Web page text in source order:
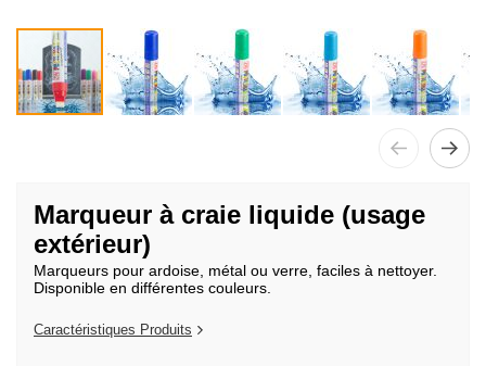
début
Galerie
d’images
Marqueur à craie liquide (usage
extérieur)
Marqueurs pour ardoise, métal ou verre, faciles à nettoyer.
Disponible en différentes couleurs.
Caractéristiques Produits